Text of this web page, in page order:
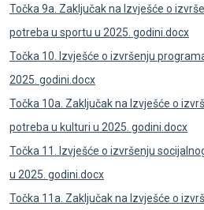
Točka 9a. Zaključak na Izvješće o
potreba u sportu u 2025. godini.docx
Točka 10. Izvješće o izvršenju
2025. godini.docx
Točka 10a. Zaključak na Izvješće o
potreba u kulturi u 2025. godini.docx
Točka 11. Izvješće o izvršenju
u 2025. godini.docx
Točka 11a. Zaključak na Izvješće o